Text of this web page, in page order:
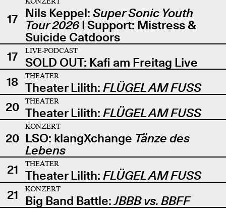
17 Nils Keppel: Super Sonic Youth
Tour 2026| Support: Mistress &
Suicide Catdoors
17
LIVE-PODCAST
SOLD OUT: Kafi am Freitag Live
18
THEATER
Theater Lilith: FLÜGEL AM FUSS
20
THEATER
Theater Lilith: FLÜGEL AM FUSS
20
KONZERT
LSO: klangXchange Tänze des
Lebens
21
THEATER
Theater Lilith: FLÜGEL AM FUSS
21
KONZERT
Big Band Battle:JBBB vs. BBFF